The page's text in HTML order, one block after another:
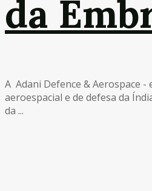
da
A Adani Defence & Aerospace
aeroespacial e de defesa da
da ...